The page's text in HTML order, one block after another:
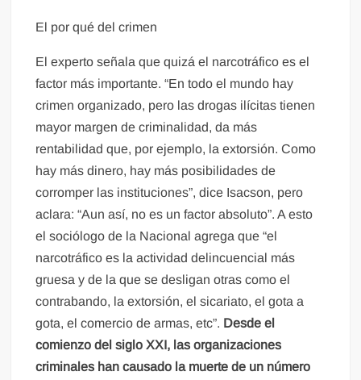
El por qué del crimen
El experto señala que quizá el narcotráfico es el
factor más importante. “En todo el mundo hay
crimen organizado, pero las drogas ilícitas tienen
mayor margen de criminalidad, da más
rentabilidad que, por ejemplo, la extorsión. Como
hay más dinero, hay más posibilidades de
corromper las instituciones”, dice Isacson, pero
aclara: “Aun así, no es un factor absoluto”. A esto
el sociólogo de la Nacional agrega que “el
narcotráfico es la actividad delincuencial más
gruesa y de la que se desligan otras como el
contrabando, la extorsión, el sicariato, el gota a
gota, el comercio de armas, etc”. Desde el
comienzo del siglo XXI, las organizaciones
criminales han causado la muerte de un número